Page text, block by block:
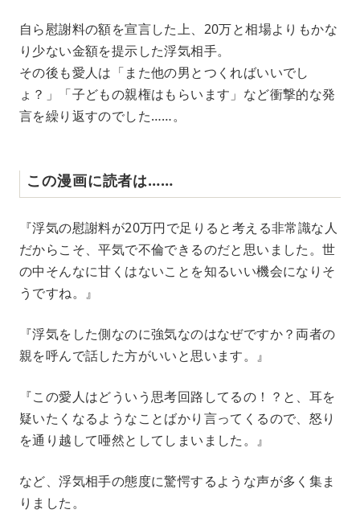
自ら慰謝料の額を宣言した上、20万と相場よりもかな
り少ない金額を提示した浮気相手。
その後も愛人は「また他の男とつくればいいでし
ょ？」「子どもの親権はもらいます」など衝撃的な発
言を繰り返すのでした……。
この漫画に読者は……
『浮気の慰謝料が20万円で足りると考える非常識な人
だからこそ、平気で不倫できるのだと思いました。世
の中そんなに甘くはないことを知るいい機会になりそ
うですね。』
『浮気をした側なのに強気なのはなぜですか？両者の
親を呼んで話した方がいいと思います。』
『この愛人はどういう思考回路してるの！？と、耳を
疑いたくなるようなことばかり言ってくるので、怒り
を通り越して唖然としてしまいました。』
など、浮気相手の態度に驚愕するような声が多く集ま
りました。